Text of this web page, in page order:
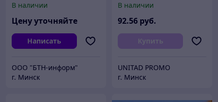
двойными стенками и
вакуумной изоляцией,
серебристый
В наличии
Цену уточняйте
Написать
ООО "БТН-информ"
г. Минск
300 мл
В наличии
92.56 руб.
Купить
UNITAD PROMO
г. Минск